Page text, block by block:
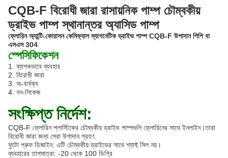
CQB-F বিরোধী জারা রাসায়নিক পাম্প চৌম্বকীয়
ড্রাইভ পাম্প স্থানান্তর অ্যাসিড পাম্প
ফ্লোরিন অ্যান্টি-কোরাসন কেমিক্যাল ম্যাগনেটিক ড্রাইভ পাম্প CQB-F উপাদান পিপি বা
এসএস 304
স্পেসিফিকেশন
1. ব্যাপকভাবে ব্যবহার
2. বিরোধী জারা
3. অ-বার্ধক্য
4. নন-লিকেজ
সংক্ষিপ্ত নির্দেশ:
CQB-F ফ্লোরিন প্লাস্টিকের চৌম্বকীয় ড্রাইভ পাম্পগুলি ফ্লোরিনের সাথে ইনলাইন।তারা
বিরোধী জারা জন্য সেরা উপাদান গ্রহণ.
ফুটো প্রুফ ডিজাইন: এটি চৌম্বকীয় ড্রাইভের সাথে শ্যাফ্ট সিল নয়।
ব্যবহারের তাপমাত্রা: -20 থেকে 100 ডিগ্রি